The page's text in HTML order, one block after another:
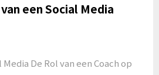
een Social Media
De Rol van een Coach op